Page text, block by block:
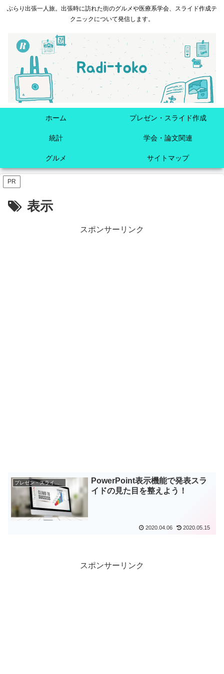
ぶらり出張一人旅。出張時に訪れた街のグルメや医療系学会、スライド作成テ
クニックについて発信します。
ホーム プレゼン・スライド作成
統計 学会・論文関連
グルメ サイトマップ
PR
表示
スポンサーリンク
PowerPoint表示機能で発表スラ
イドの見た目を整えよう！
2020.04.06 2020.05.15
スポンサーリンク